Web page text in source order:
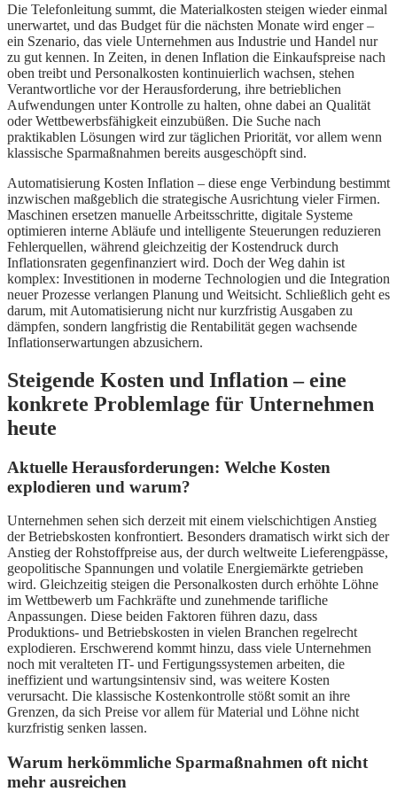
Die Telefonleitung summt, die Materialkosten steigen wieder einmal
unerwartet, und das Budget für die nächsten Monate wird enger –
ein Szenario, das viele Unternehmen aus Industrie und Handel nur
zu gut kennen. In Zeiten, in denen Inflation die Einkaufspreise nach
oben treibt und Personalkosten kontinuierlich wachsen, stehen
Verantwortliche vor der Herausforderung, ihre betrieblichen
Aufwendungen unter Kontrolle zu halten, ohne dabei an Qualität
oder Wettbewerbsfähigkeit einzubüßen. Die Suche nach
praktikablen Lösungen wird zur täglichen Priorität, vor allem wenn
klassische Sparmaßnahmen bereits ausgeschöpft sind.
Automatisierung Kosten Inflation – diese enge Verbindung bestimmt
inzwischen maßgeblich die strategische Ausrichtung vieler Firmen.
Maschinen ersetzen manuelle Arbeitsschritte, digitale Systeme
optimieren interne Abläufe und intelligente Steuerungen reduzieren
Fehlerquellen, während gleichzeitig der Kostendruck durch
Inflationsraten gegenfinanziert wird. Doch der Weg dahin ist
komplex: Investitionen in moderne Technologien und die Integration
neuer Prozesse verlangen Planung und Weitsicht. Schließlich geht es
darum, mit Automatisierung nicht nur kurzfristig Ausgaben zu
dämpfen, sondern langfristig die Rentabilität gegen wachsende
Inflationserwartungen abzusichern.
Steigende Kosten und Inflation – eine
konkrete Problemlage für Unternehmen
heute
Aktuelle Herausforderungen: Welche Kosten
explodieren und warum?
Unternehmen sehen sich derzeit mit einem vielschichtigen Anstieg
der Betriebskosten konfrontiert. Besonders dramatisch wirkt sich der
Anstieg der Rohstoffpreise aus, der durch weltweite Lieferengpässe,
geopolitische Spannungen und volatile Energiemärkte getrieben
wird. Gleichzeitig steigen die Personalkosten durch erhöhte Löhne
im Wettbewerb um Fachkräfte und zunehmende tarifliche
Anpassungen. Diese beiden Faktoren führen dazu, dass
Produktions- und Betriebskosten in vielen Branchen regelrecht
explodieren. Erschwerend kommt hinzu, dass viele Unternehmen
noch mit veralteten IT- und Fertigungssystemen arbeiten, die
ineffizient und wartungsintensiv sind, was weitere Kosten
verursacht. Die klassische Kostenkontrolle stößt somit an ihre
Grenzen, da sich Preise vor allem für Material und Löhne nicht
kurzfristig senken lassen.
Warum herkömmliche Sparmaßnahmen oft nicht
mehr ausreichen